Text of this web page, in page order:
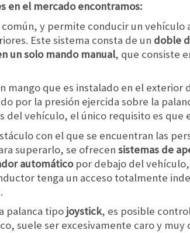
en el mercado encontramos:
común, y permite conducir un
Este sistema consta de un doble
un solo mando manual, que consiste
mango que es instalado en el
por la presión ejercida sobre la
del vehículo, el único requisito es
con el que se encuentran las
superarlo, se ofrecen sistemas de
automáticopor debajo del
tenga un acceso totalmente
palanca tipo joystick, es posible
suele ser excesivamente caro y